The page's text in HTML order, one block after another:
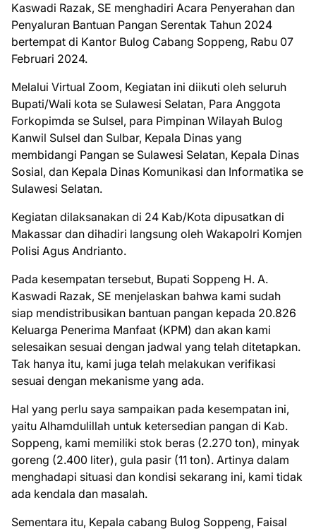
Kaswadi Razak, SE menghadiri Acara Penyerahan dan
Penyaluran Bantuan Pangan Serentak Tahun 2024
bertempat di Kantor Bulog Cabang Soppeng, Rabu 07
Februari 2024.
Melalui Virtual Zoom, Kegiatan ini diikuti oleh seluruh
Bupati/Wali kota se Sulawesi Selatan, Para Anggota
Forkopimda se Sulsel, para Pimpinan Wilayah Bulog
Kanwil Sulsel dan Sulbar, Kepala Dinas yang
membidangi Pangan se Sulawesi Selatan, Kepala Dinas
Sosial, dan Kepala Dinas Komunikasi dan Informatika se
Sulawesi Selatan.
Kegiatan dilaksanakan di 24 Kab/Kota dipusatkan di
Makassar dan dihadiri langsung oleh Wakapolri Komjen
Polisi Agus Andrianto.
Pada kesempatan tersebut, Bupati Soppeng H. A.
Kaswadi Razak, SE menjelaskan bahwa kami sudah
siap mendistribusikan bantuan pangan kepada 20.826
Keluarga Penerima Manfaat (KPM) dan akan kami
selesaikan sesuai dengan jadwal yang telah ditetapkan.
Tak hanya itu, kami juga telah melakukan verifikasi
sesuai dengan mekanisme yang ada.
Hal yang perlu saya sampaikan pada kesempatan ini,
yaitu Alhamdulillah untuk ketersedian pangan di Kab.
Soppeng, kami memiliki stok beras (2.270 ton), minyak
goreng (2.400 liter), gula pasir (11 ton). Artinya dalam
menghadapi situasi dan kondisi sekarang ini, kami tidak
ada kendala dan masalah.
Sementara itu, Kepala cabang Bulog Soppeng, Faisal